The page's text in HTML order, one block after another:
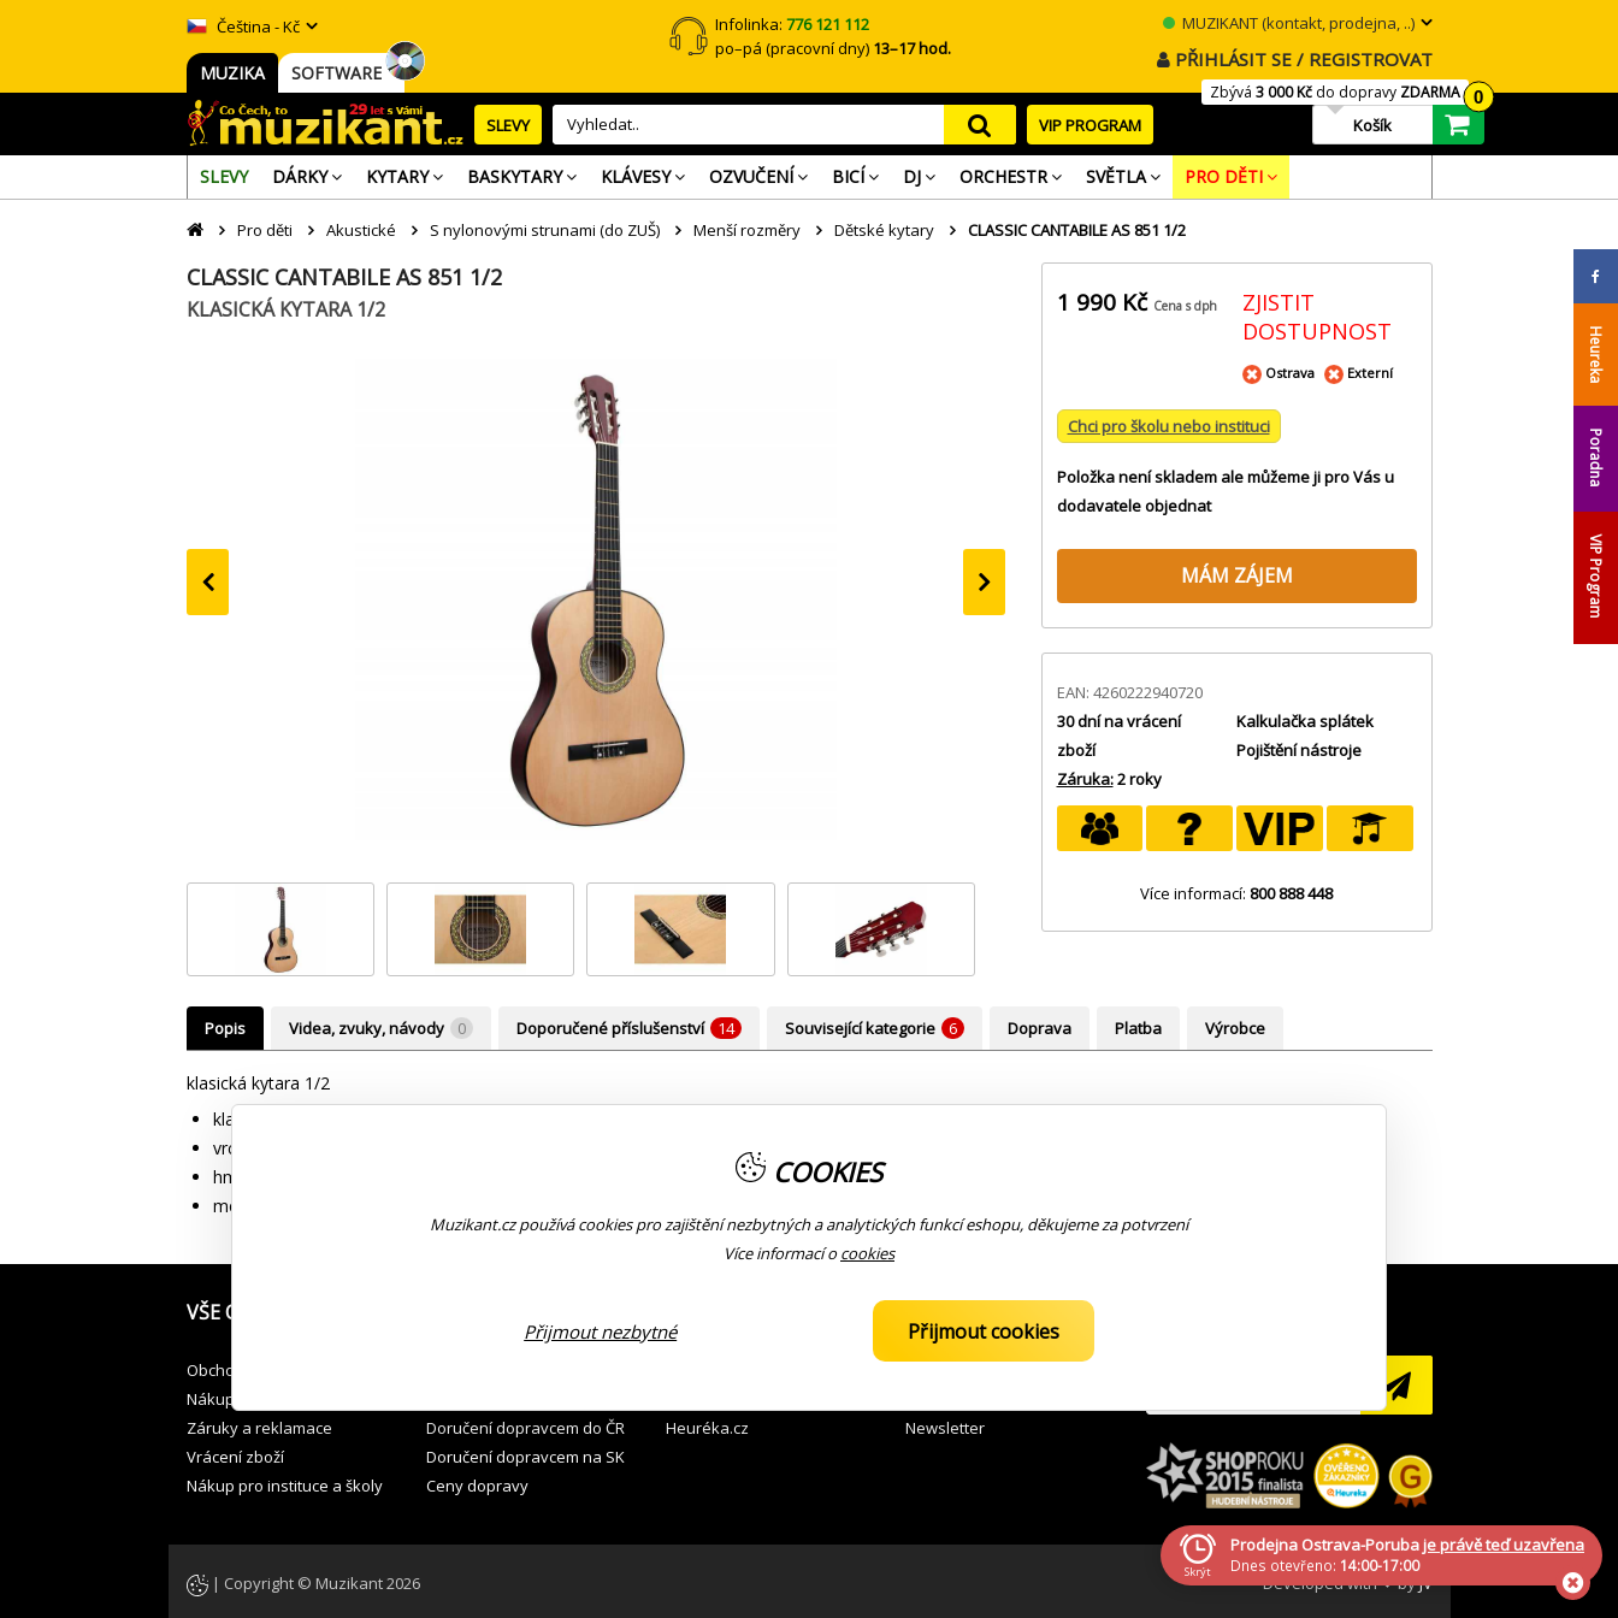
Infolinka:776 121 112
po–pá (pracovní dny) 13–17 hod.
Čeština - Kč MUZIKANT (kontakt, prodejna, ..)
MUZIKA SOFTWARE
PŘIHLÁSIT SE / REGISTROVAT
SLEVY VIP PROGRAM
Zbývá 3 000 Kčdo dopravy ZDARMA 0
Košík
SLEVY DÁRKY KYTARY BASKYTARY KLÁVESY OZVUČENÍ BICÍ DJ ORCHESTR SVĚTLA PRO DĚTI
Heureka
Poradna
VIP Program
Pro děti Akustické S nylonovými strunami (do ZUŠ) Menší rozměry Dětské kytary CLASSIC CANTABILE AS 851 1/2
CLASSIC CANTABILE AS 851 1/2
KLASICKÁ KYTARA 1/2 1 990 Kč Cena s dph
ZJISTIT
DOSTUPNOST
Ostrava Externí
Chci pro školu nebo instituci
Položka není skladem ale můžeme ji pro Vás u
dodavatele objednat
MÁM ZÁJEM
EAN: 4260222940720
30 dní na vrácení
zboží
Záruka:2 roky
Kalkulačka splátek
Pojištění nástroje
Více informací: 800 888 448
Popis Videa, zvuky, návody 0 Doporučené příslušenství 14 Související kategorie 6 Doprava Platba Výrobce
klasická kytara 1/2
klasická kytara 1/2
vrchní deska, záda a luby: lípa
hmatník: palisandr
menzura: 550 mm
VŠE O NÁKUPU
Obchodní podmínky
Nákup na splátky
Záruky a reklamace
Vrácení zboží
Nákup pro instituce a školy
Doručení dopravcem do ČR
Doručení dopravcem na SK
Ceny dopravy
Heuréka.cz
Newsletter
| Copyright © Muzikant 2026 Developed with ❤ byJV
Prodejna Ostrava-Porubaje právě teď uzavřena
Dnes otevřeno: 14:00-17:00
Skrýt
COOKIES
Muzikant.cz používá cookies pro zajištění nezbytných a analytických funkcí eshopu, děkujeme za potvrzení
Více informací ocookies
Přijmout cookies
Přijmout nezbytné